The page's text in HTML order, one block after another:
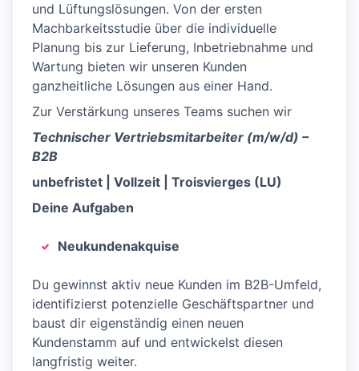
und Lüftungslösungen. Von der ersten
Machbarkeitsstudie über die individuelle
Planung bis zur Lieferung, Inbetriebnahme und
Wartung bieten wir unseren Kunden
ganzheitliche Lösungen aus einer Hand.
Zur Verstärkung unseres Teams suchen wir
Technischer Vertriebsmitarbeiter (m/w/d) –
B2B
unbefristet | Vollzeit | Troisvierges (LU)
Deine Aufgaben
Neukundenakquise
Du gewinnst aktiv neue Kunden im B2B-Umfeld,
identifizierst potenzielle Geschäftspartner und
baust dir eigenständig einen neuen
Kundenstamm auf und entwickelst diesen
langfristig weiter.